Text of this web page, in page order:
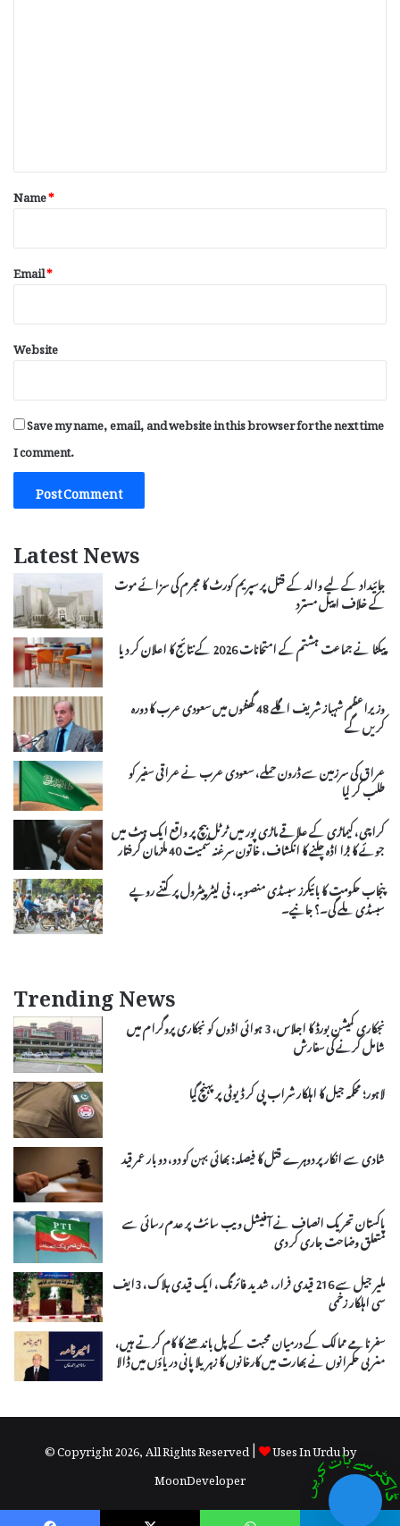
*
Name*
Email*
Website
Save my name, email, and website in this browser for the next time
I comment.
Latest News
جائیداد کے لیے والد کے قتل پر سپریم کورٹ کا مجرم کی سزائے موت
کے خلاف اپیل مسترد
پیکٹا نے جماعت ہشتم کے امتحانات 2026 کے نتائج کا اعلان کر دیا
وزیراعظم شہباز شریف اگلے 48 گھنٹوں میں سعودی عرب کا دورہ
کریں گے
عراق کی سرزمین سے ڈرون حملے، سعودی عرب نے عراقی سفیر کو
طلب کر لیا
کراچی، کیماڑی کے علاقے ماڑی پور میں ٹرٹل بیچ پر واقع ایک ہٹ میں
جوئے کا بڑا اڈہ چلنے کا انکشاف، خاتون سرغنہ سمیت 40 ملزمان گرفتار
پنجاب حکومت کا بائیکرز سبسڈی منصوبہ، فی لیٹر پیٹرول پر کتنے روپے
سبسڈی ملے گی۔؟ جانیے۔
Trending News
نجکاری کمیشن بورڈ کا اجلاس، 3 ہوائی اڈوں کو نجکاری پروگرام میں
شامل کرنے کی سفارش
لاہور؛ محکمہ جیل کا اہلکار شراب پی کر ڈیوٹی پر پہنچ گیا
شادی سے انکار پر دوہرے قتل کا فیصلہ: بھائی بہن کو دو، دو بار عمر قید
پاکستان تحریک انصاف نے آفیشل ویب سائٹ پر عدم رسائی سے
متعلق وضاحت جاری کر دی
ملیر جیل سے 216 قیدی فرار، شدید فائرنگ، ایک قیدی ہلاک، 3ایف
سی اہلکار زخمی
سفرنامے ممالک کے درمیان محبت کے پل باندھنے کا کام کرتے ہیں،
مغربی حکمرانوں نے بھارت میں کارخانوں کا زہریلا پانی دریاؤں میں ڈالا
© Copyright 2026, All Rights Reserved |
Uses In Urdu by
MoonDeveloper